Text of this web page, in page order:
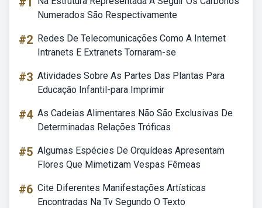
Numerados São Respectivamente
#2 Redes De Telecomunicações Como A Internet
Intranets E Extranets Tornaram-se
#3 Atividades Sobre As Partes Das Plantas Para
Educação Infantil-para Imprimir
#4 As Cadeias Alimentares Não São Exclusivas De
Determinadas Relações Tróficas
#5 Algumas Espécies De Orquídeas Apresentam
Flores Que Mimetizam Vespas Fêmeas
#6 Cite Diferentes Manifestações Artísticas
Encontradas Na Tv Segundo O Texto